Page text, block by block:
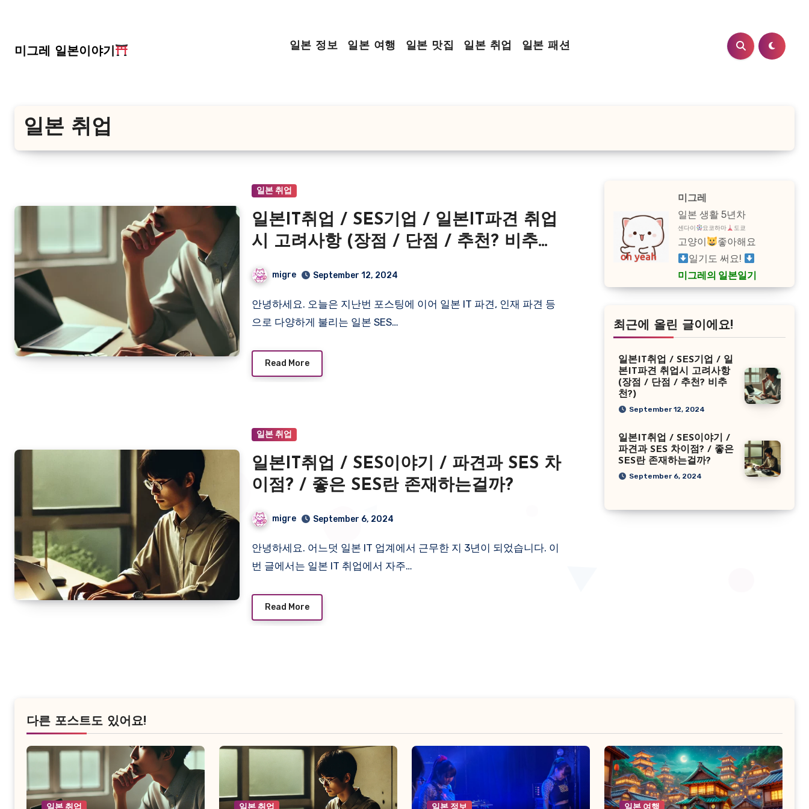
미그레 일본이야기 일본 정보 일본 여행 일본 맛집 일본 취업 일본 패션
일본 취업
일본 취업
일본IT취업 / SES기업 / 일본IT파견 취업
시 고려사항 (장점 / 단점 / 추천? 비추
migre September 12, 2024
안녕하세요. 오늘은 지난번 포스팅에 이어 일본 IT 파견, 인재 파견 등
으로 다양하게 불리는 일본 SES…
Read More
일본 취업
일본IT취업 / SES이야기 / 파견과 SES 차
이점? / 좋은 SES란 존재하는걸까?
migre September 6, 2024
안녕하세요. 어느덧 일본 IT 업계에서 근무한 지 3년이 되었습니다. 이
번 글에서는 일본 IT 취업에서 자주…
Read More
미그레
일본 생활 5년차
센다이 요코하마 도쿄
고양이
좋아해요
일기도 써요!
미그레의 일본일기
최근에 올린 글이에요!
일본IT취업 / SES기업 / 일
본IT파견 취업시 고려사항
(장점 / 단점 / 추천? 비추
천?)
September 12, 2024
일본IT취업 / SES이야기 /
파견과 SES 차이점? / 좋은
SES란 존재하는걸까?
September 6, 2024
다른 포스트도 있어요!
일본 취업 일본 취업 일본 정보 일본 여행